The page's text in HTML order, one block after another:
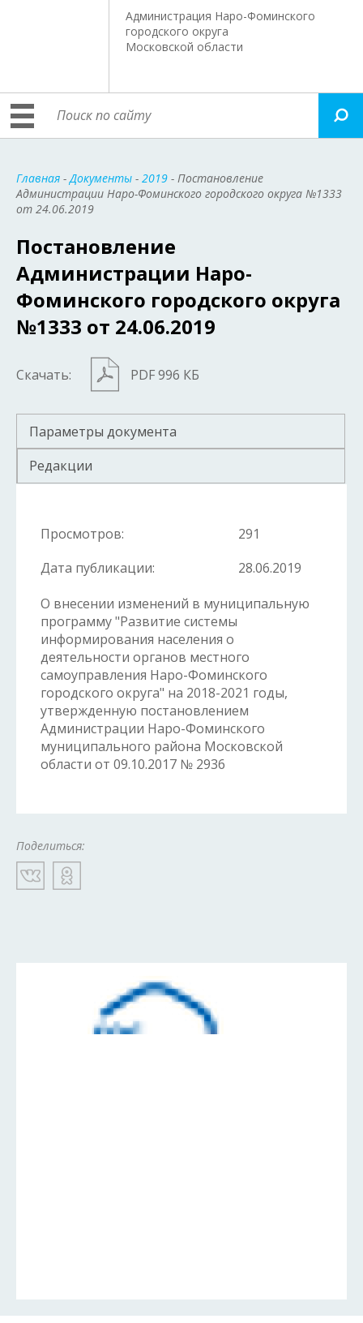
Администрация Наро-Фоминского
городского округа
Московской области
Главная -Документы - 2019 - Постановление
Администрации Наро-Фоминского городского округа №1333
от 24.06.2019
Постановление
Администрации Наро-
Фоминского городского округа
№1333 от 24.06.2019
Скачать: PDF 996 КБ
Параметры документа
Редакции
Просмотров:
291
Дата публикации:
28.06.2019
О внесении изменений в муниципальную
программу "Развитие системы
информирования населения о
деятельности органов местного
самоуправления Наро-Фоминского
городского округа" на 2018-2021 годы,
утвержденную постановлением
Администрации Наро-Фоминского
муниципального района Московской
области от 09.10.2017 № 2936
Поделиться: